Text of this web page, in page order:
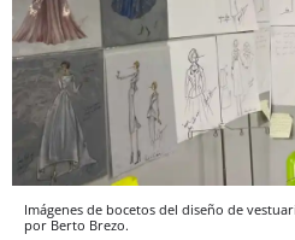
Imágenes de bocetos del diseño de
por Berto Brezo.